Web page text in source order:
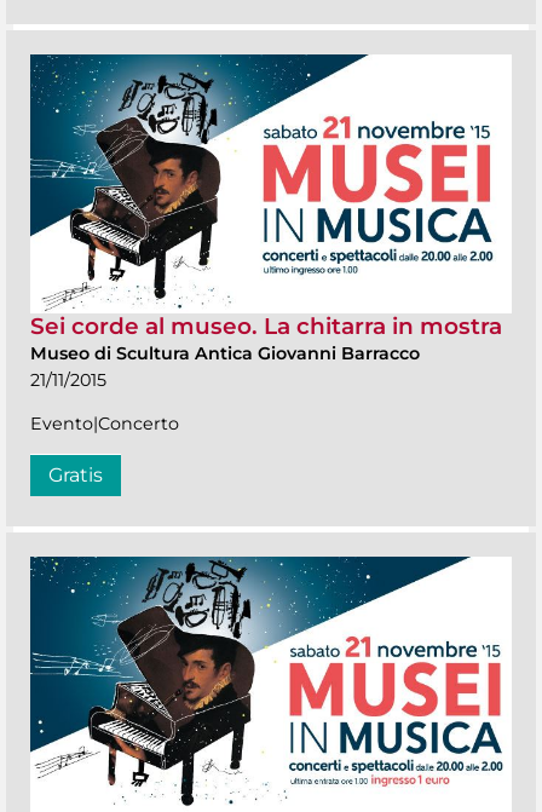
Sei corde al museo. La chitarra in mostra
Museo di Scultura Antica Giovanni Barracco
21/11/2015
Evento|Concerto
Gratis